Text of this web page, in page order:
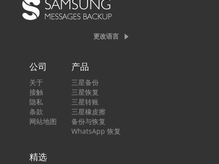
更改语言
公司
关于
接触
隐私
条款
网站地图
产品
三星备份
三星恢复
三星转账
三星橡皮擦
备份与恢复
WhatsApp 恢复
精选